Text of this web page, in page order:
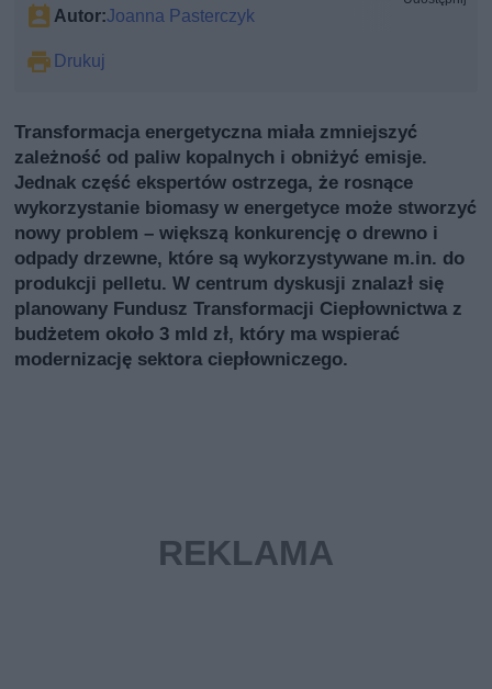
Autor:Joanna Pasterczyk
Drukuj
Transformacja energetyczna miała zmniejszyć
zależność od paliw kopalnych i obniżyć emisje.
Jednak część ekspertów ostrzega, że rosnące
wykorzystanie biomasy w energetyce może stworzyć
nowy problem – większą konkurencję o drewno i
odpady drzewne, które są wykorzystywane m.in. do
produkcji pelletu. W centrum dyskusji znalazł się
planowany Fundusz Transformacji Ciepłownictwa z
budżetem około 3 mld zł, który ma wspierać
modernizację sektora ciepłowniczego.